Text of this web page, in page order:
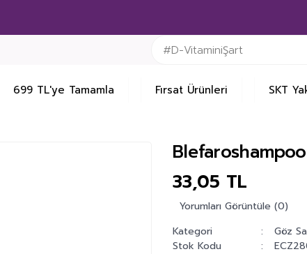
699 TL'ye Tamamla Fırsat Ürünleri SKT
Blefaroshampoo
33,05 TL
Yorumları Görüntüle (0)
Kategori
Göz
Stok Kodu